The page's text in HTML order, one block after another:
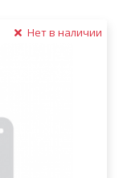
Нет в наличии